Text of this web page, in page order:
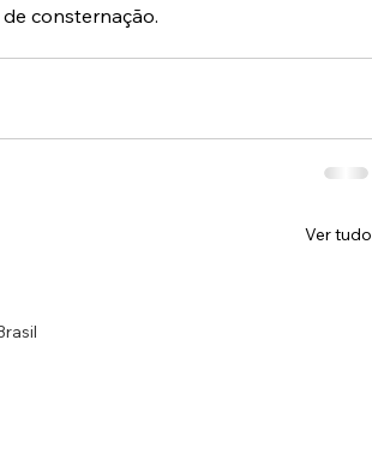
consternação.
Ver tudo